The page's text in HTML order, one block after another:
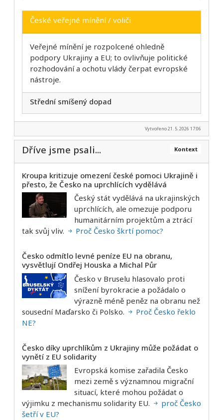
České veřejné mínění / voliči
Veřejné mínění je rozpolcené ohledně
podpory Ukrajiny a EU; to ovlivňuje politické
rozhodování a ochotu vlády čerpat evropské
nástroje.
Střední smíšený dopad
Vytvořeno 21. 5. 2026 17:06
Kontext
Dříve jsme psali...
Kroupa kritizuje omezení české pomoci Ukrajině i
přesto, že Česko na uprchlících vydělává
Český stát vydělává na ukrajinských
uprchlících, ale omezuje podporu
humanitárním projektům a ztrácí
tak svůj vliv.
Proč Česko škrtí pomoc?
Česko odmítlo levné peníze EU na obranu,
vysvětlují Ondřej Houska a Michal Půr
Česko v Bruselu hlasovalo proti
snížení byrokracie a požádalo o
výrazně méně peněz na obranu než
sousední Maďarsko či Polsko.
Proč Česko řeklo
NE?
Česko díky uprchlíkům z Ukrajiny může požádat o
vynětí z EU solidarity
Evropská komise zařadila Česko
mezi země s významnou migrační
situací, které mohou požádat o
výjimku z mechanismu solidarity EU.
proč Česko
šetří v EU?